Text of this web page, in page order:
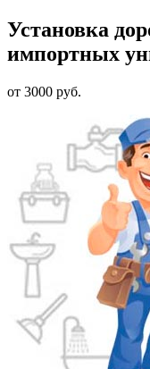
Установка
импортных
от 3000 руб.